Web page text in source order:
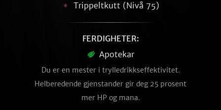
Trippeltkutt (Nivå 75)
FERDIGHETER:
Apotekar
Du er en mester i trylledrikkseffektivitet.
Helberedende gjenstander gir deg 25 prosent
mer HP og mana.